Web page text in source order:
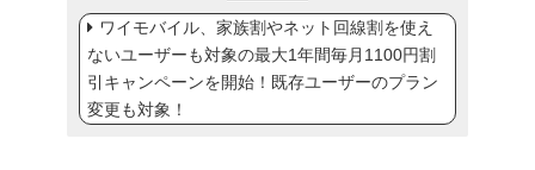
ワイモバイル、家族割やネット回線割を使え
ないユーザーも対象の最大1年間毎月1100円割
引キャンペーンを開始！既存ユーザーのプラン
変更も対象！